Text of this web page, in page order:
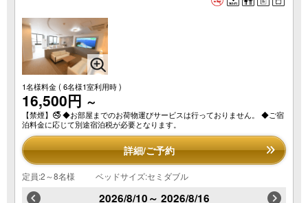
1名様料金( 6名様1室利用時 )
16,500円 ～
【禁煙】🚭 ◆お部屋までのお荷物運びサービスは行っておりません。 ◆ご宿
泊料金に応じて別途宿泊税が必要となります。
詳細/ご予約
定員:2～8名様 ベッドサイズ:セミダブル
2026/8/10～ 2026/8/16